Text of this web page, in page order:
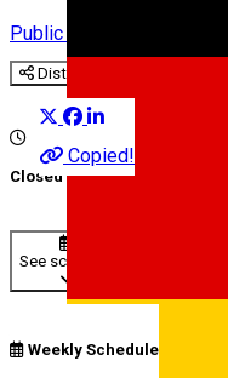
Public service
Distribuie
Copied!
Closed
See schedule
Weekly Schedule